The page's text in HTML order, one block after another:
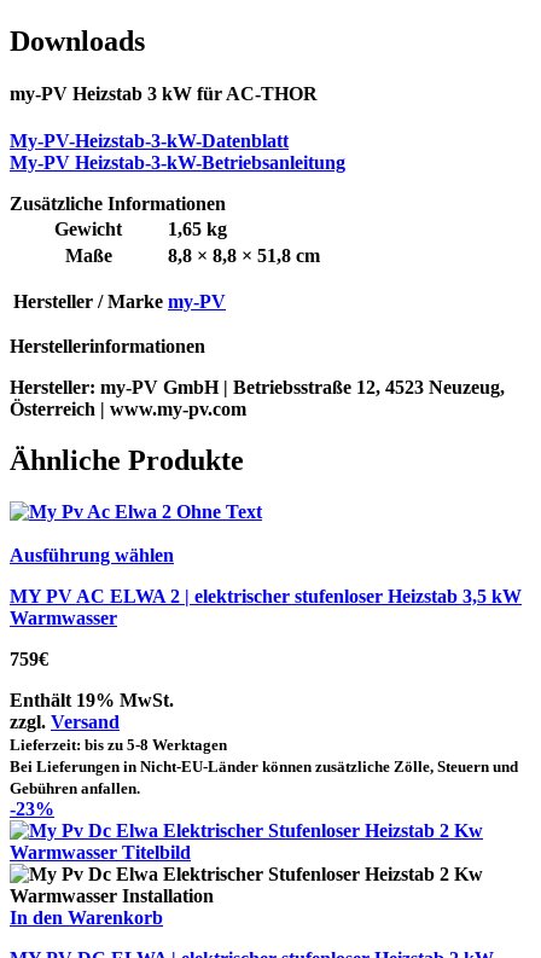
Downloads
my-PV Heizstab 3 kW für AC-THOR
My-PV-Heizstab-3-kW-Datenblatt
My-PV Heizstab-3-kW-Betriebsanleitung
Zusätzliche Informationen
Gewicht
1,65 kg
Maße
8,8 × 8,8 × 51,8 cm
Hersteller / Marke my-PV
Herstellerinformationen
Hersteller: my-PV GmbH | Betriebsstraße 12, 4523 Neuzeug,
Österreich | www.my-pv.com
Ähnliche Produkte
Ausführung wählen
MY PV AC ELWA 2 | elektrischer stufenloser Heizstab 3,5 kW
Warmwasser
759€
Enthält 19% MwSt.
zzgl. Versand
Lieferzeit: bis zu 5-8 Werktagen
Bei Lieferungen in Nicht-EU-Länder können zusätzliche Zölle, Steuern und
Gebühren anfallen.
-23%
In den Warenkorb